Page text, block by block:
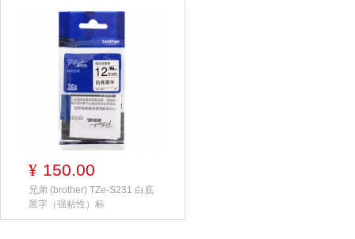
¥ 150.00
兄弟 (brother) TZe-S231 白底
黑字（强粘性）标